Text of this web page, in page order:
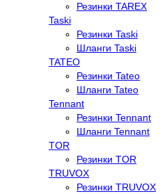
Резинки TAREX
Taski
Резинки Taski
Шланги Taski
TATEO
Резинки Tateo
Шланги Tateo
Tennant
Резинки Tennant
Шланги Tennant
TOR
Резинки TOR
TRUVOX
Резинки TRUVOX